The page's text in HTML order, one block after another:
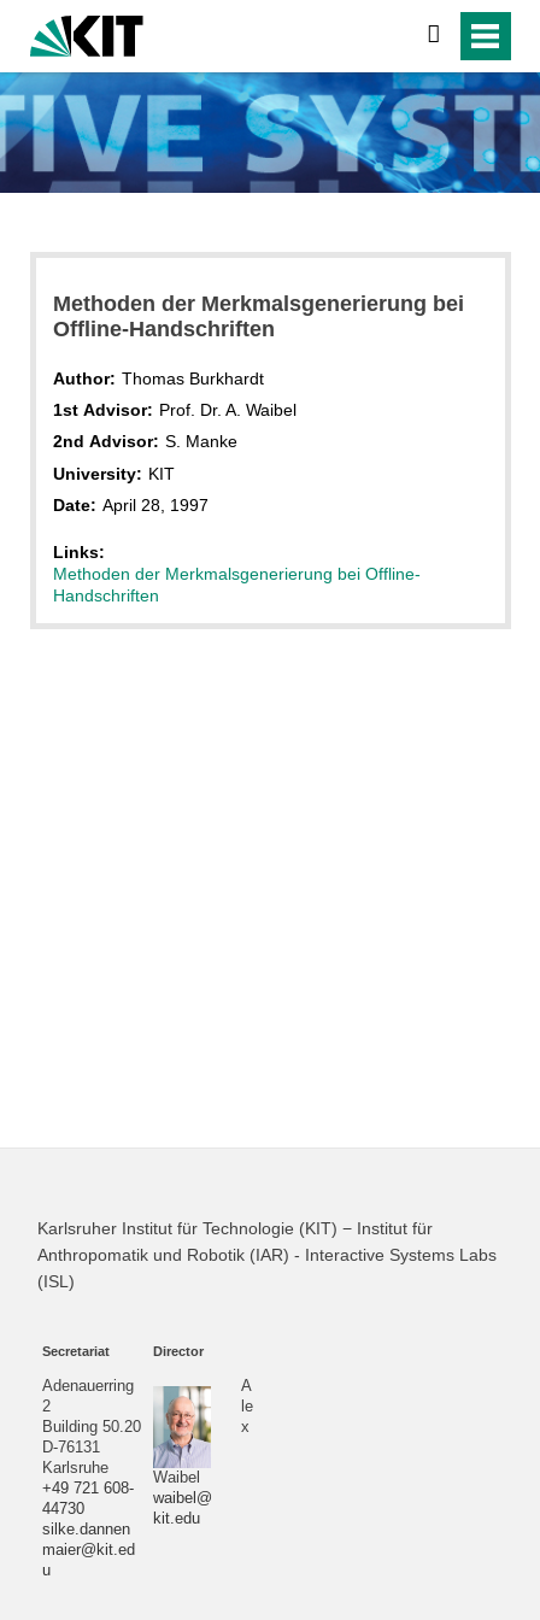
search
Methoden der Merkmalsgenerierung bei
Offline-Handschriften
Author: Thomas Burkhardt
1st Advisor: Prof. Dr. A. Waibel
2nd Advisor: S. Manke
University: KIT
Date: April 28, 1997
Links:
Methoden der Merkmalsgenerierung bei Offline-
Handschriften
Karlsruher Institut für Technologie (KIT) − Institut für
Anthropomatik und Robotik (IAR) - Interactive Systems Labs
(ISL)
Secretariat
Adenauerring
2
Building 50.20
D-76131
Karlsruhe
+49 721 608-
44730
silke.dannen
maier@kit.ed
u
Director
A
le
x
Waibel
waibel@
kit.edu